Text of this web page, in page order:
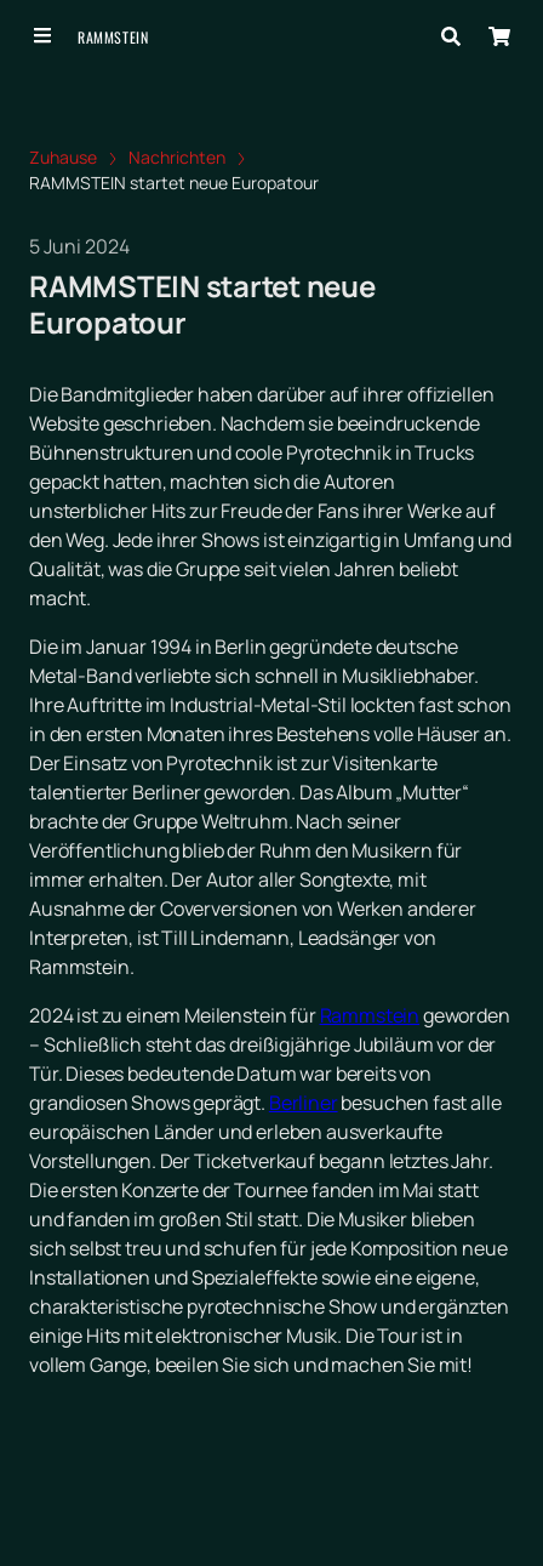
RAMMSTEIN
Zuhause
Nachrichten
RAMMSTEIN startet neue Europatour
5 Juni 2024
RAMMSTEIN startet neue
Europatour
Die Bandmitglieder haben darüber auf ihrer offiziellen
Website geschrieben. Nachdem sie beeindruckende
Bühnenstrukturen und coole Pyrotechnik in Trucks
gepackt hatten, machten sich die Autoren
unsterblicher Hits zur Freude der Fans ihrer Werke auf
den Weg. Jede ihrer Shows ist einzigartig in Umfang und
Qualität, was die Gruppe seit vielen Jahren beliebt
macht.
Die im Januar 1994 in Berlin gegründete deutsche
Metal-Band verliebte sich schnell in Musikliebhaber.
Ihre Auftritte im Industrial-Metal-Stil lockten fast schon
in den ersten Monaten ihres Bestehens volle Häuser an.
Der Einsatz von Pyrotechnik ist zur Visitenkarte
talentierter Berliner geworden. Das Album „Mutter“
brachte der Gruppe Weltruhm. Nach seiner
Veröffentlichung blieb der Ruhm den Musikern für
immer erhalten. Der Autor aller Songtexte, mit
Ausnahme der Coverversionen von Werken anderer
Interpreten, ist Till Lindemann, Leadsänger von
Rammstein.
2024 ist zu einem Meilenstein fürRammsteingeworden
– Schließlich steht das dreißigjährige Jubiläum vor der
Tür. Dieses bedeutende Datum war bereits von
grandiosen Shows geprägt. Berlinerbesuchen fast alle
europäischen Länder und erleben ausverkaufte
Vorstellungen. Der Ticketverkauf begann letztes Jahr.
Die ersten Konzerte der Tournee fanden im Mai statt
und fanden im großen Stil statt. Die Musiker blieben
sich selbst treu und schufen für jede Komposition neue
Installationen und Spezialeffekte sowie eine eigene,
charakteristische pyrotechnische Show und ergänzten
einige Hits mit elektronischer Musik. Die Tour ist in
vollem Gange, beeilen Sie sich und machen Sie mit!